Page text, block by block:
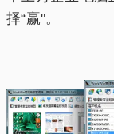
择“赢"。